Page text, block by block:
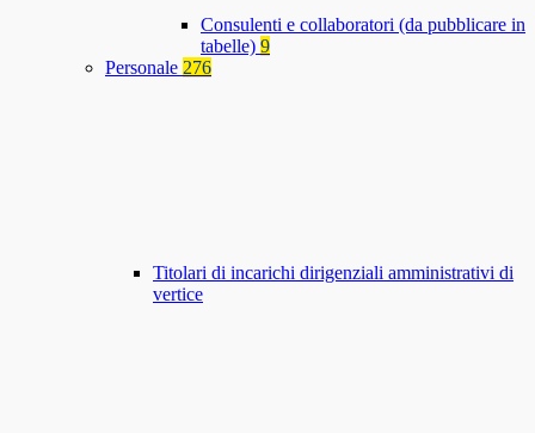
Consulenti e collaboratori (da pubblicare in
tabelle) 9
Personale 276
Titolari di incarichi dirigenziali amministrativi di
vertice